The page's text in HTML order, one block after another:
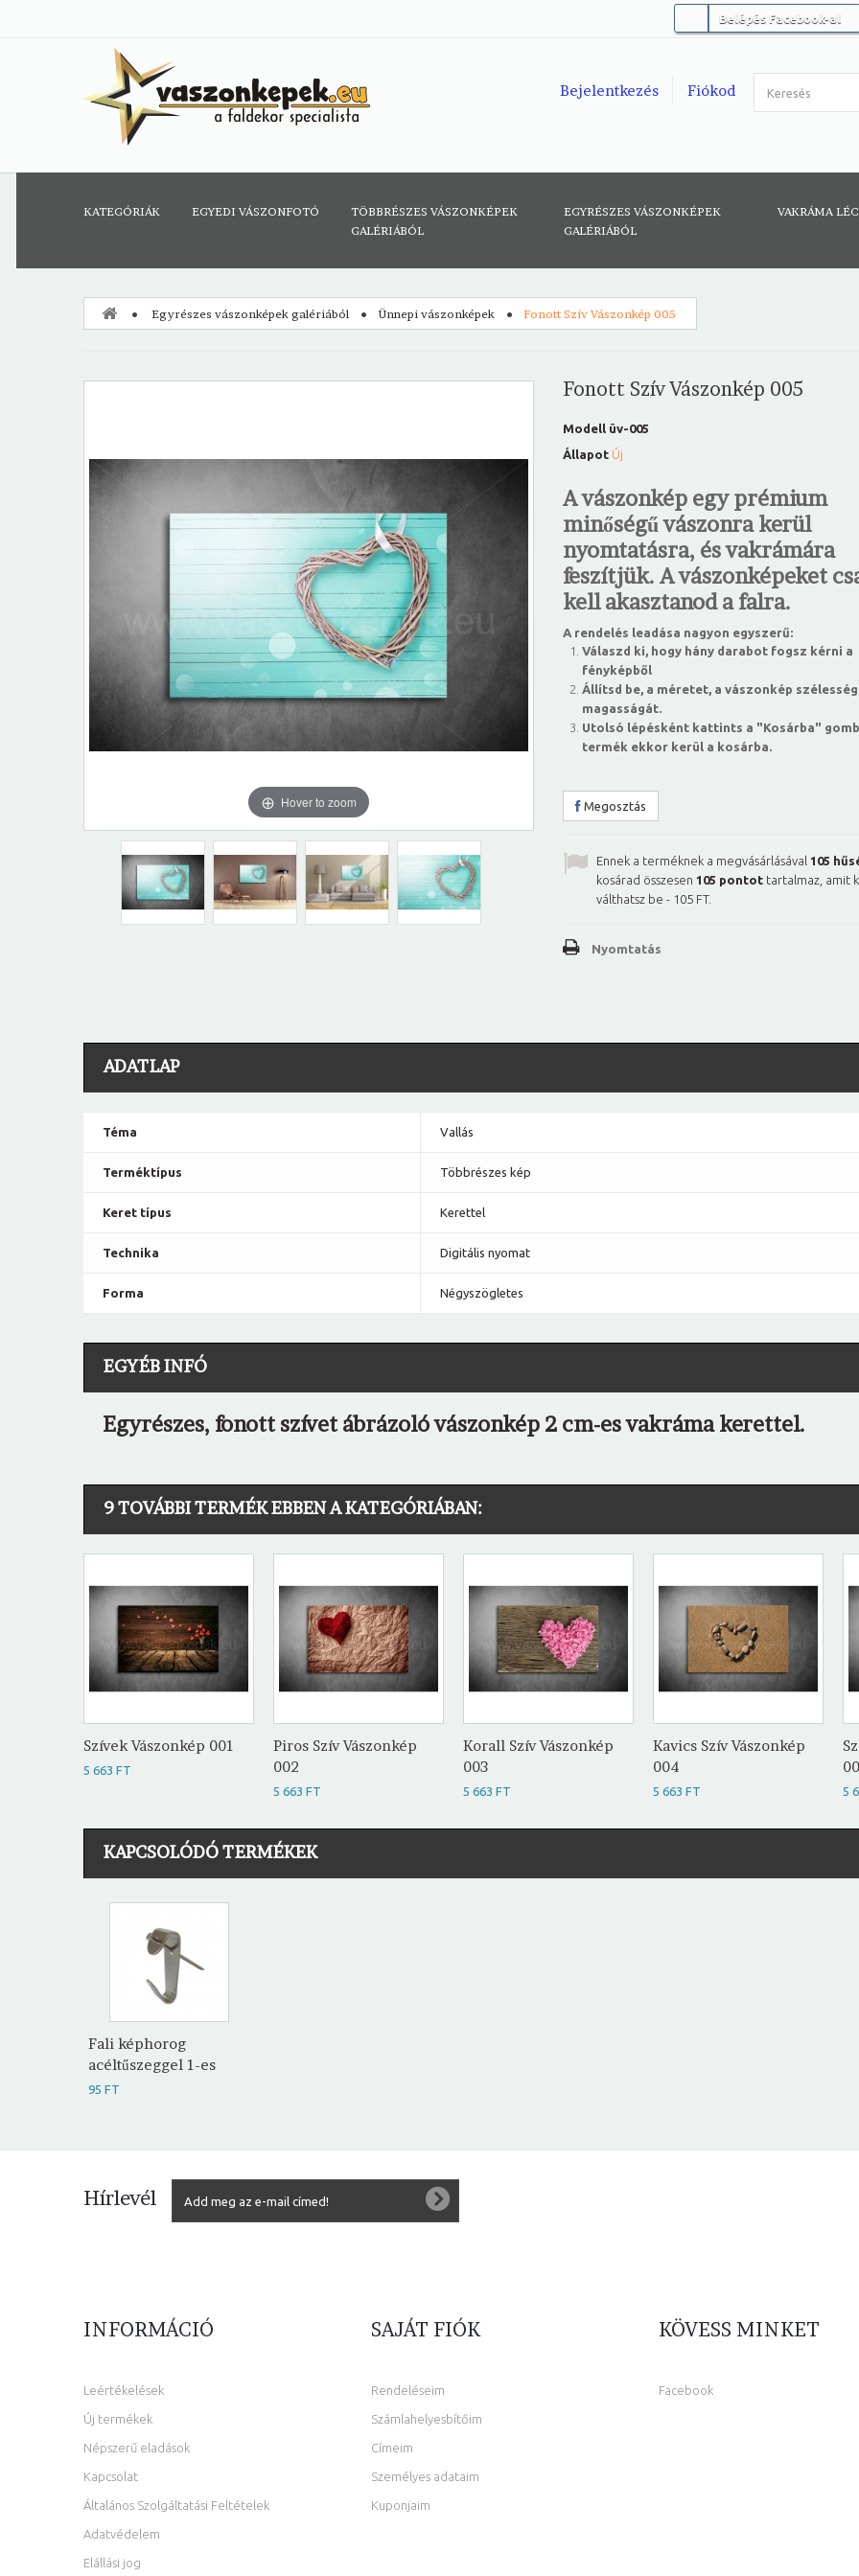
Belépés Facebook-al
Fiókod
Bejelentkezés
KATEGÓRIÁK EGYEDI VÁSZONFOTÓ
TÖBBRÉSZES VÁSZONKÉPEK
GALÉRIÁBÓL
EGYRÉSZES VÁSZONKÉPEK
GALÉRIÁBÓL
VAKRÁMA
Egyrészes vászonképek galériából Ünnepi vászonképek Fonott Szív Vászonkép 005
Hover to zoom
Fonott Szív Vászonkép 005
Modell üv-005
Állapot Új
A vászonkép egy prémium
minőségű vászonra kerül
nyomtatásra, és vakrámára
feszítjük. A vászonképeket
kell akasztanod a falra.
A rendelés leadása nagyon egyszerű:
Válaszd ki, hogy hány darabot fogsz kérni a
fényképből
Állítsd be, a méretet, a vászonkép
magasságát.
Utolsó lépésként kattints a "Kosárba"
termék ekkor kerül a kosárba.
Megosztás
Ennek a terméknek a megvásárlásával 105
kosárad összesen 105 pontot tartalmaz, amit
válthatsz be - 105 FT.
Nyomtatás
ADATLAP
Téma Vallás
Terméktípus Többrészes kép
Keret típus Kerettel
Technika Digitális nyomat
Forma Négyszögletes
EGYÉB INFÓ
Egyrészes, fonott szívet ábrázoló vászonkép 2 cm-es vakráma kerettel.
9 TOVÁBBI TERMÉK EBBEN A KATEGÓRIÁBAN:
Szívek Vászonkép 001
5 663 FT
Piros Szív Vászonkép
002
5 663 FT
Korall Szív Vászonkép
003
5 663 FT
Kavics Szív Vászonkép
004
5 663 FT 5
KAPCSOLÓDÓ TERMÉKEK
Fali képhorog
acéltűszeggel 1-es
95 FT
Hírlevél
INFORMÁCIÓ
Leértékelések
Új termékek
Népszerű eladások
Kapcsolat
Általános Szolgáltatási Feltételek
Adatvédelem
Elállási jog
SAJÁT FIÓK
Rendeléseim
Számlahelyesbítőim
Címeim
Személyes adataim
Kuponjaim
KÖVESS MINKET
Facebook